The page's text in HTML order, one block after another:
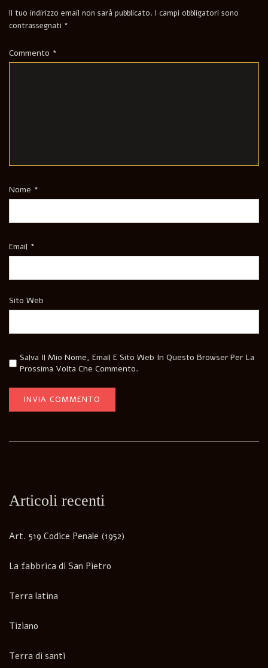
Il tuo indirizzo email non sarà pubblicato. I campi obbligatori sono
contrassegnati *
Commento *
Nome *
Email *
Sito Web
Salva Il Mio Nome, Email E Sito Web In Questo Browser Per La
Prossima Volta Che Commento.
Articoli recenti
Art. 519 Codice Penale (1952)
La fabbrica di San Pietro
Terra latina
Tiziano
Terra di santi